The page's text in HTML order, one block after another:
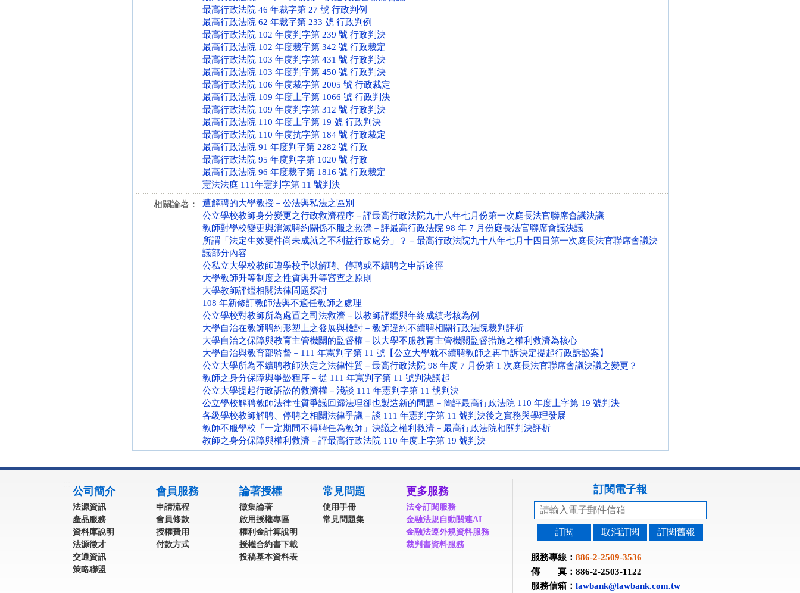
最高行政法院 46 年裁字第 27 號 行政判例
最高行政法院 62 年裁字第 233 號 行政判例
最高行政法院 102 年度判字第 239 號 行政判決
最高行政法院 102 年度裁字第 342 號 行政裁定
最高行政法院 103 年度判字第 431 號 行政判決
最高行政法院 103 年度判字第 450 號 行政判決
最高行政法院 106 年度裁字第 2005 號 行政裁定
最高行政法院 109 年度上字第 1066 號 行政判決
最高行政法院 109 年度判字第 312 號 行政判決
最高行政法院 110 年度上字第 19 號 行政判決
最高行政法院 110 年度抗字第 184 號 行政裁定
最高行政法院 91 年度判字第 2282 號 行政
最高行政法院 95 年度判字第 1020 號 行政
最高行政法院 96 年度裁字第 1816 號 行政裁定
憲法法庭 111年憲判字第 11 號判決
相關論著：
遭解聘的大學教授－公法與私法之區別
公立學校教師身分變更之行政救濟程序－評最高行政法院九十八年七月份第一次庭長法官聯席會議決議
教師對學校變更與消滅聘約關係不服之救濟－評最高行政法院 98 年 7 月份庭長法官聯席會議決議
所謂「法定生效要件尚未成就之不利益行政處分」？－最高行政法院九十八年七月十四日第一次庭長法官聯席會議決
議部分內容
公私立大學校教師遭學校予以解聘、停聘或不續聘之申訴途徑
大學教師升等制度之性質與升等審查之原則
大學教師評鑑相關法律問題探討
108 年新修訂教師法與不適任教師之處理
公立學校對教師所為處置之司法救濟－以教師評鑑與年終成績考核為例
大學自治在教師聘約形塑上之發展與檢討－教師違約不續聘相關行政法院裁判評析
大學自治之保障與教育主管機關的監督權－以大學不服教育主管機關監督措施之權利救濟為核心
大學自治與教育部監督－111 年憲判字第 11 號【公立大學就不續聘教師之再申訴決定提起行政訴訟案】
公立大學所為不續聘教師決定之法律性質－最高行政法院 98 年度 7 月份第 1 次庭長法官聯席會議決議之變更？
教師之身分保障與爭訟程序－從 111 年憲判字第 11 號判決談起
公立大學提起行政訴訟的救濟權－淺談 111 年憲判字第 11 號判決
公立學校解聘教師法律性質爭議回歸法理卻也製造新的問題－簡評最高行政法院 110 年度上字第 19 號判決
各級學校教師解聘、停聘之相關法律爭議－談 111 年憲判字第 11 號判決後之實務與學理發展
教師不服學校「一定期間不得聘任為教師」決議之權利救濟－最高行政法院相關判決評析
教師之身分保障與權利救濟－評最高行政法院 110 年度上字第 19 號判決
公司簡介
法源資訊
產品服務
資料庫說明
法源徵才
交通資訊
策略聯盟
會員服務
申請流程
會員條款
授權費用
付款方式
論著授權
徵集論著
啟用授權專區
權利金計算說明
授權合約書下載
投稿基本資料表
常見問題
使用手冊
常見問題集
更多服務
法令訂閱服務
金融法規自動關連AI
金融法遵外規資料服務
裁判書資料服務
訂閱電子報
訂閱 取消訂閱 訂閱舊報
服務專線： 886-2-2509-3536
傳 真：886-2-2503-1122
服務信箱： lawbank@lawbank.com.tw